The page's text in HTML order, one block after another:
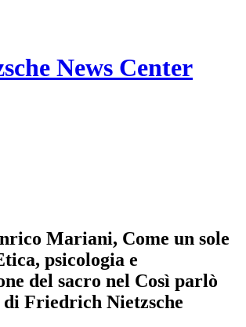
News Center
Mariani, Come un sole
psicologia e
del sacro nel Così parlò
Friedrich Nietzsche